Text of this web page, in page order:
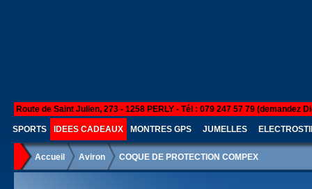
Route de Saint Julien, 273 - 1258 PERLY - Tél : 079 247 57 79 (demandez
SPORTS IDEES CADEAUX MONTRES GPS JUMELLES
Accueil Aviron COQUE DE PROTECTION COMPEX